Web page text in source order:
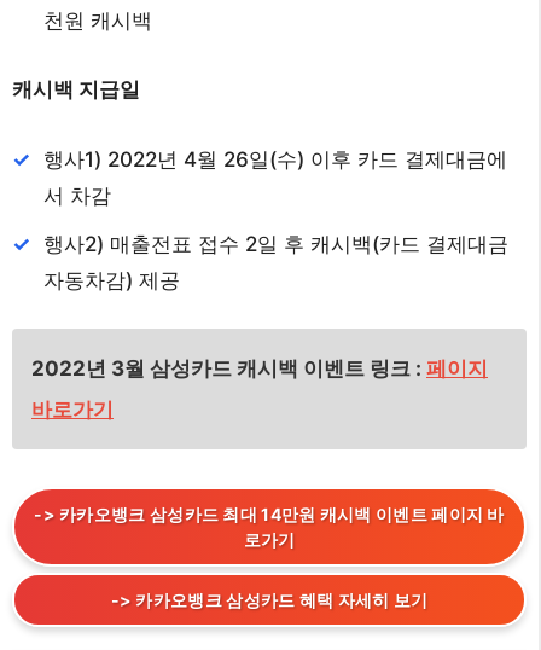
천원 캐시백
캐시백 지급일
행사1) 2022년 4월 26일(수) 이후 카드 결제대금에
서 차감
행사2) 매출전표 접수 2일 후 캐시백(카드 결제대금
자동차감) 제공
2022년 3월 삼성카드 캐시백 이벤트 링크 : 페이지
바로가기
-> 카카오뱅크 삼성카드 최대 14만원 캐시백 이벤트 페이지 바
로가기
-> 카카오뱅크 삼성카드 혜택 자세히 보기